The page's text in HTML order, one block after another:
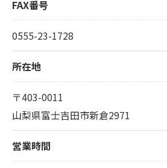
FAX番号
0555-23-1728
所在地
〒403-0011
山梨県富士吉田市新倉2971
営業時間